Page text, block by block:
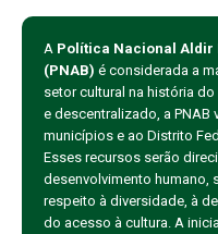
A Política Nacional Aldir
(PNAB) é considerada a
setor cultural na história
e descentralizado, a PNAB
municípios e ao Distrito
Esses recursos serão
desenvolvimento humano,
respeito à diversidade, à
do acesso à cultura. A